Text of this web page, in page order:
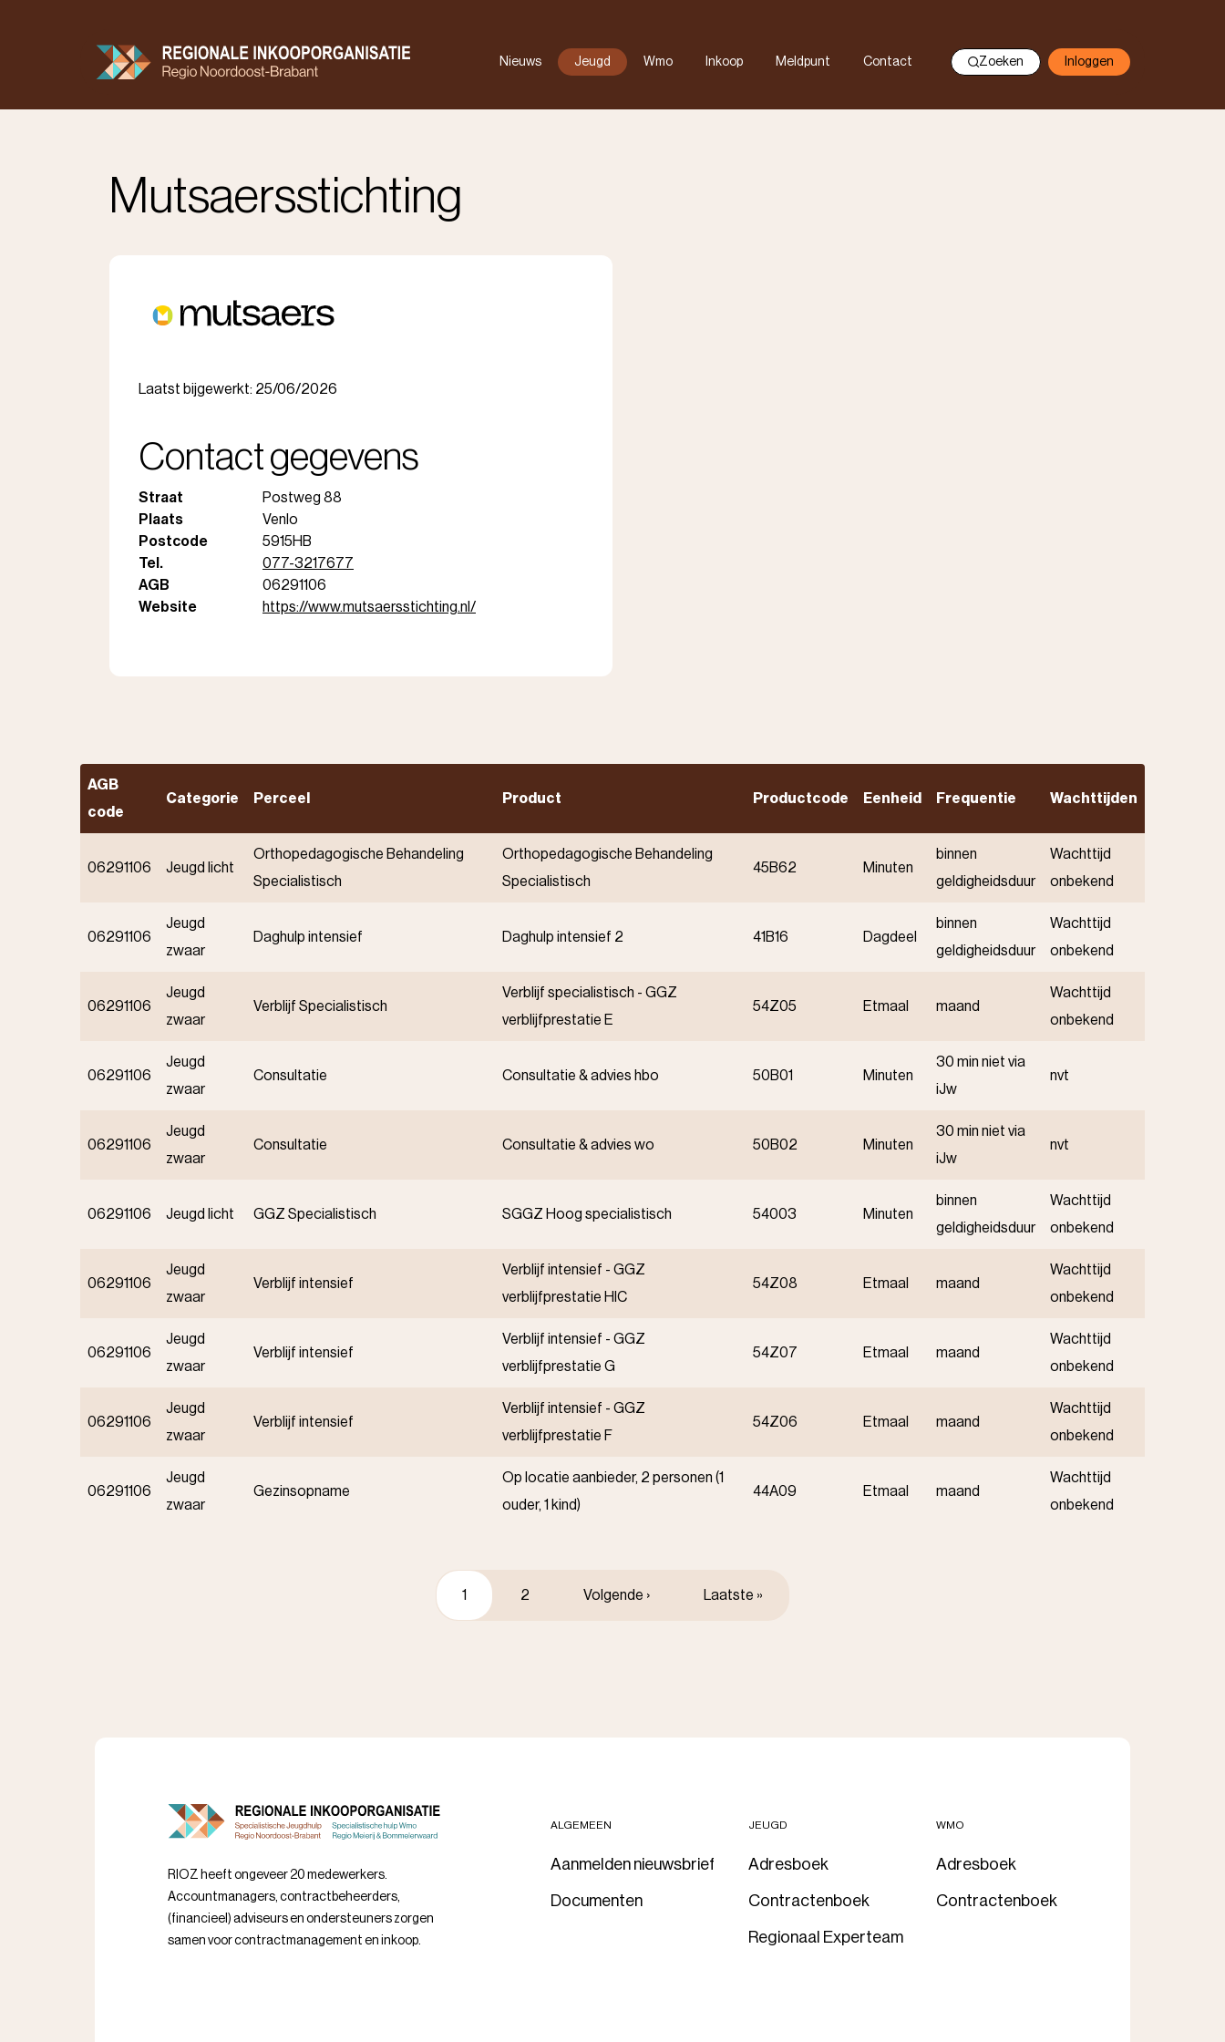
Nieuws Jeugd Wmo Inkoop Meldpunt Contact Zoeken Inloggen
Mutsaersstichting
Laatst bijgewerkt: 25/06/2026
Contact gegevens
Straat
Postweg 88
Plaats
Venlo
Postcode
5915HB
Tel.
077-3217677
AGB
06291106
Website
https://www.mutsaersstichting.nl/
AGB
code
Categorie Perceel Product Productcode Eenheid Frequentie Wachttijden
06291106 Jeugd licht
Orthopedagogische Behandeling
Specialistisch
Orthopedagogische Behandeling
Specialistisch
45B62 Minuten
binnen
geldigheidsduur
Wachttijd
onbekend
06291106
Jeugd
zwaar
Daghulp intensief Daghulp intensief 2 41B16 Dagdeel
binnen
geldigheidsduur
Wachttijd
onbekend
06291106
Jeugd
zwaar
Verblijf Specialistisch
Verblijf specialistisch - GGZ
verblijfprestatie E
54Z05 Etmaal maand
Wachttijd
onbekend
06291106
Jeugd
zwaar
Consultatie Consultatie & advies hbo 50B01 Minuten
30 min niet via
iJw
nvt
06291106
Jeugd
zwaar
Consultatie Consultatie & advies wo 50B02 Minuten
30 min niet via
iJw
nvt
06291106 Jeugd licht GGZ Specialistisch SGGZ Hoog specialistisch 54003 Minuten
binnen
geldigheidsduur
Wachttijd
onbekend
06291106
Jeugd
zwaar
Verblijf intensief
Verblijf intensief - GGZ
verblijfprestatie HIC
54Z08 Etmaal maand
Wachttijd
onbekend
06291106
Jeugd
zwaar
Verblijf intensief
Verblijf intensief - GGZ
verblijfprestatie G
54Z07 Etmaal maand
Wachttijd
onbekend
06291106
Jeugd
zwaar
Verblijf intensief
Verblijf intensief - GGZ
verblijfprestatie F
54Z06 Etmaal maand
Wachttijd
onbekend
06291106
Jeugd
zwaar
Gezinsopname
Op locatie aanbieder, 2 personen (1
ouder, 1 kind)
44A09 Etmaal maand
Wachttijd
onbekend
Huidige
pagina
1 Pagina
2
Volgende
Volgende ›
Laatste
Laatste »
RIOZ heeft ongeveer 20 medewerkers.
Accountmanagers, contractbeheerders,
(financieel) adviseurs en ondersteuners zorgen
samen voor contractmanagement en inkoop.
ALGEMEEN
Aanmelden nieuwsbrief
Documenten
JEUGD
Adresboek
Contractenboek
Regionaal Experteam
WMO
Adresboek
Contractenboek